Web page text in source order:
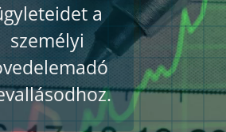
a
személyi